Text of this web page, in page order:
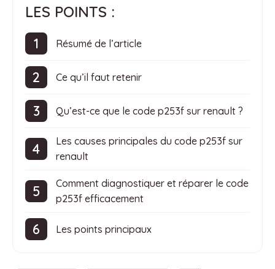
LES POINTS :
Résumé de l’article
Ce qu’il faut retenir
Qu’est-ce que le code p253f sur renault ?
Les causes principales du code p253f sur
renault
Comment diagnostiquer et réparer le code
p253f efficacement
Les points principaux